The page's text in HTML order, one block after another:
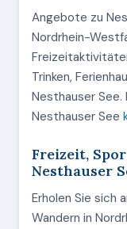
Angebote zu
Nordrhein-
Trinken,
Nesthauser See.
Nesthauser See
Freizeit,
Nesthauser
Erholen Sie sich
Wandern in